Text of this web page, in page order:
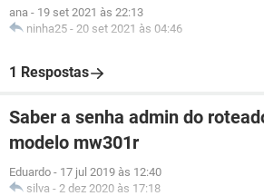
ana - 19 set 2021 às 22:13
ninha25 - 20 set 2021 às 04:46
1 Respostas
Saber a senha admin do
modelo mw301r
Eduardo - 17 jul 2019 às 12:40
silva - 2 dez 2020 às 17:18